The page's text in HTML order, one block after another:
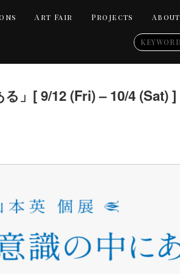
Art Fair Projects About
」[ 9/12 (Fri) – 10/4 (Sat) ]